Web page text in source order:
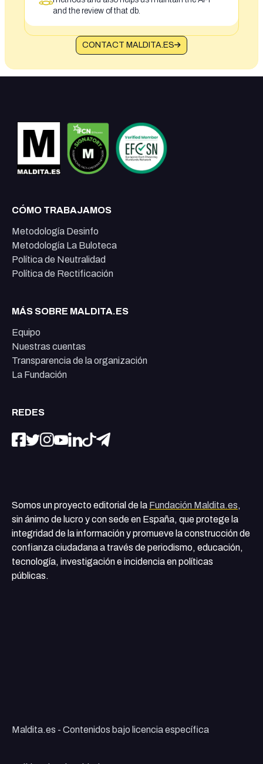
and the review of that db.
CONTACT MALDITA.ES
CÓMO TRABAJAMOS
Metodología Desinfo
Metodología La Buloteca
Política de Neutralidad
Política de Rectificación
MÁS SOBRE MALDITA.ES
Equipo
Nuestras cuentas
Transparencia de la organización
La Fundación
REDES
Somos un proyecto editorial de la Fundación Maldita.es,
sin ánimo de lucro y con sede en España, que protege la
integridad de la información y promueve la construcción de
confianza ciudadana a través de periodismo, educación,
tecnología, investigación e incidencia en políticas
públicas.
Maldita.es - Contenidos bajo licencia específica